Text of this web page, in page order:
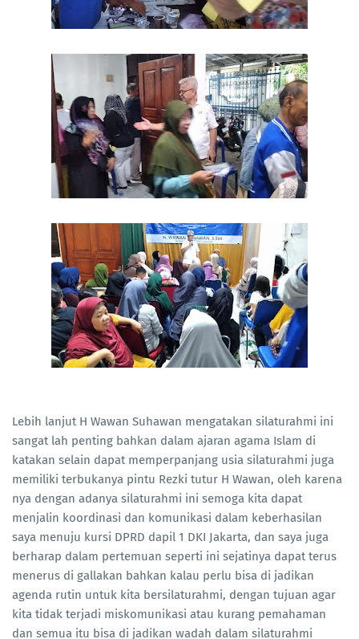
Lebih lanjut H Wawan Suhawan mengatakan silaturahmi ini
sangat lah penting bahkan dalam ajaran agama Islam di
katakan selain dapat memperpanjang usia silaturahmi juga
memiliki terbukanya pintu Rezki tutur H Wawan, oleh karena
nya dengan adanya silaturahmi ini semoga kita dapat
menjalin koordinasi dan komunikasi dalam keberhasilan
saya menuju kursi DPRD dapil 1 DKI Jakarta, dan saya juga
berharap dalam pertemuan seperti ini sejatinya dapat terus
menerus di gallakan bahkan kalau perlu bisa di jadikan
agenda rutin untuk kita bersilaturahmi, dengan tujuan agar
kita tidak terjadi miskomunikasi atau kurang pemahaman
dan semua itu bisa di jadikan wadah dalam silaturahmi